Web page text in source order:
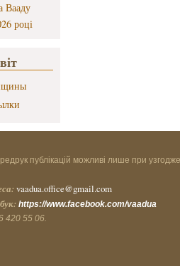
Вааду
році
публікацій можливі лише при
vaadua.office@gmail.com
https://www.facebook.com/vaadua
420 55 06.